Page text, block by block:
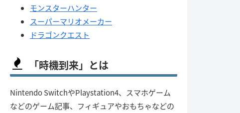
モンスターハンター
スーパーマリオメーカー
ドラゴンクエスト
「時機到来」とは
Nintendo SwitchやPlaystation4、スマホゲーム
などのゲーム記事、フィギュアやおもちゃなどの